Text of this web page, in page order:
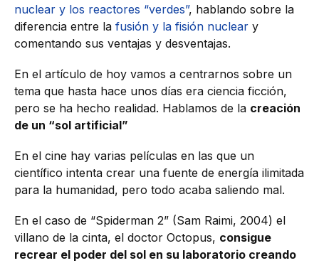
nuclear y los reactores “verdes”, hablando sobre la
diferencia entre la fusión y la fisión nuclear y
comentando sus ventajas y desventajas.
En el artículo de hoy vamos a centrarnos sobre un
tema que hasta hace unos días era ciencia ficción,
pero se ha hecho realidad. Hablamos de la creación
de un “sol artificial”
En el cine hay varias películas en las que un
científico intenta crear una fuente de energía ilimitada
para la humanidad, pero todo acaba saliendo mal.
En el caso de “Spiderman 2” (Sam Raimi, 2004) el
villano de la cinta, el doctor Octopus, consigue
recrear el poder del sol en su laboratorio creando